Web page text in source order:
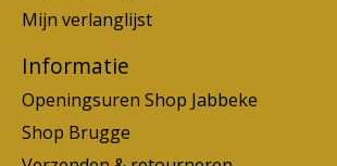
Mijn verlanglijst
Informatie
Openingsuren Shop Jabbeke
Shop Brugge